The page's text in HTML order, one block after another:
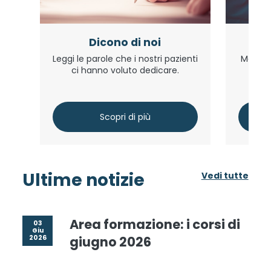
Dicono di noi
Leggi le parole che i nostri pazienti
ci hanno voluto dedicare.
Scopri di più
Metti
Ultime notizie Vedi tutte
03
Giu
2026
Area formazione: i corsi di
giugno 2026